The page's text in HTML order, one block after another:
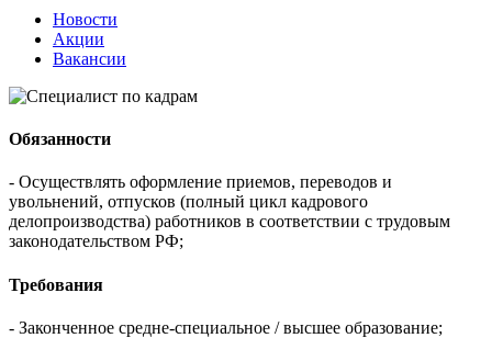
Новости
Акции
Вакансии
Обязанности
- Осуществлять оформление приемов, переводов и
увольнений, отпусков (полный цикл кадрового
делопроизводства) работников в соответствии с трудовым
законодательством РФ;
Требования
- Законченное средне-специальное / высшее образование;